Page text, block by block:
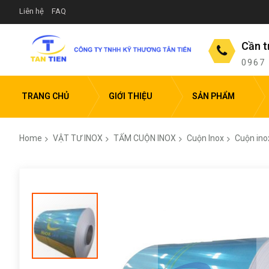
Liên hệ FAQ
Cần
0967
TRANG CHỦ GIỚI THIỆU SẢN PHẨM
Home VẬT TƯ INOX TẤM CUỘN INOX Cuộn Inox Cuộn
images